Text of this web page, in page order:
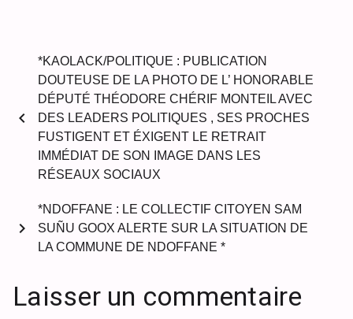
chevron_left
*KAOLACK/POLITIQUE : PUBLICATION
DOUTEUSE DE LA PHOTO DE L’ HONORABLE
DÉPUTÉ THÉODORE CHÉRIF MONTEIL AVEC
DES LEADERS POLITIQUES , SES PROCHES
FUSTIGENT ET ÉXIGENT LE RETRAIT
IMMÉDIAT DE SON IMAGE DANS LES
RÉSEAUX SOCIAUX
*NDOFFANE : LE COLLECTIF CITOYEN SAM
SUÑU GOOX ALERTE SUR LA SITUATION DE
LA COMMUNE DE NDOFFANE *
chevron_right
Laisser un commentaire